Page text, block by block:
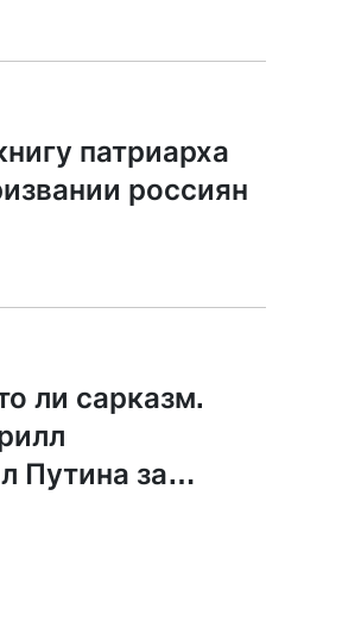
патриарха
россиян
ли сарказм.
Путина за
и